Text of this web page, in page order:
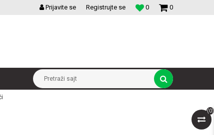
IZBOR MODULARNIH PREKIDACA I UTICNICA 0
0
Prijavite se Registrujte se
Pretraži sajt
(0)